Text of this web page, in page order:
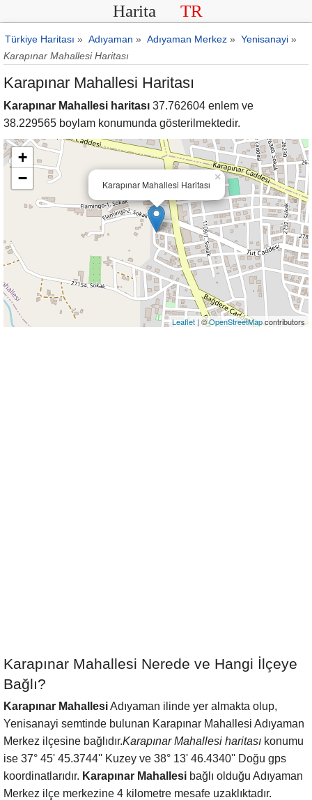
Harita TR
Türkiye Haritası » Adıyaman » Adıyaman Merkez » Yenisanayi »
Karapınar Mahallesi Haritası
Karapınar Mahallesi Haritası
Karapınar Mahallesi haritası 37.762604 enlem ve
38.229565 boylam konumunda gösterilmektedir.
Karapınar Mahallesi Haritası
×
+
−
Leaflet | ©OpenStreetMapcontributors
Karapınar Mahallesi Nerede ve Hangi İlçeye
Bağlı?
Karapınar MahallesiAdıyaman ilinde yer almakta olup,
Yenisanayi semtinde bulunan Karapınar Mahallesi Adıyaman
Merkez ilçesine bağlıdır.Karapınar Mahallesi haritası konumu
ise 37° 45' 45.3744'' Kuzey ve 38° 13' 46.4340'' Doğu gps
koordinatlarıdır. Karapınar Mahallesi bağlı olduğu Adıyaman
Merkez ilçe merkezine 4 kilometre mesafe uzaklıktadır.